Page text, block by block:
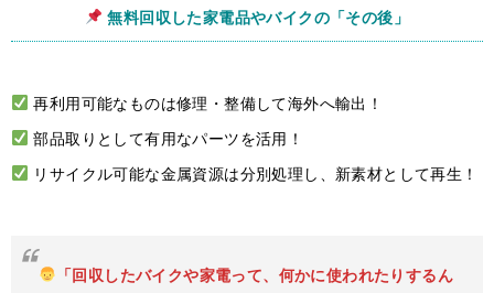
無料回収した家電品やバイクの「その後」
再利用可能なものは修理・整備して海外へ輸出！
部品取りとして有用なパーツを活用！
リサイクル可能な金属資源は分別処理し、新素材として再生！
「回収したバイクや家電って、何かに使われたりするん